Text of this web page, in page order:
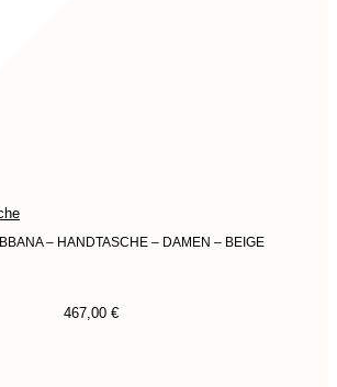
– HANDTASCHE – DAMEN – BEIGE
467,00 €